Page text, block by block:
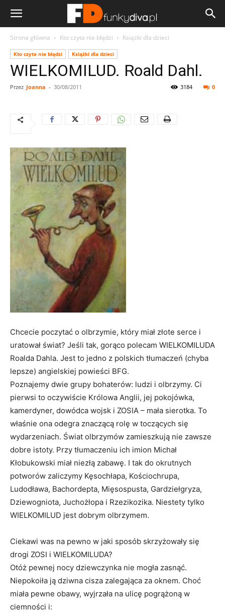
Strona główna Kto czyta nie błądzi Książki dla dzieci
Kto czyta nie błądzi Książki dla dzieci
WIELKOMILUD. Roald Dahl.
Przez Joanna - 30/08/2011 0
3184
Chcecie poczytać o olbrzymie, który miał złote serce i
uratował świat? Jeśli tak, gorąco polecam WIELKOMILUDA
Roalda Dahla. Jest to jedno z polskich tłumaczeń (chyba
lepsze) angielskiej powieści BFG.
Poznajemy dwie grupy bohaterów: ludzi i olbrzymy. Ci
pierwsi to oczywiście Królowa Anglii, jej pokojówka,
kamerdyner, dowódca wojsk i ZOSIA – mała sierotka. To
właśnie ona odegra znaczącą rolę w toczących się
wydarzeniach. Świat olbrzymów zamieszkują nie zawsze
dobre istoty. Przy tłumaczeniu ich imion Michał
Kłobukowski miał niezłą zabawę. I tak do okrutnych
potworów zaliczymy Kęsochłapa, Kościochrupa,
Ludodława, Bachordepta, Mięsospusta, Gardziełgryza,
Dziewogniota, Juchożłopa i Rzezikozika. Niestety tylko
WIELKOMILUD jest dobrym olbrzymem.
Ciekawi was na pewno w jaki sposób skrzyżowały się
drogi ZOSI i WIELKOMILUDA?
Otóż pewnej nocy dziewczynka nie mogła zasnąć.
Niepokoiła ją dziwna cisza zalegająca za oknem. Choć
miała pewne obawy, wyjrzała na ulicę pogrążoną w
ciemności i: